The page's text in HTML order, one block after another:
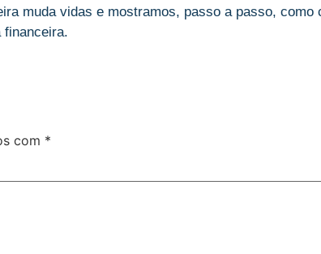
muda vidas e mostramos, passo a passo, como
financeira.
com *